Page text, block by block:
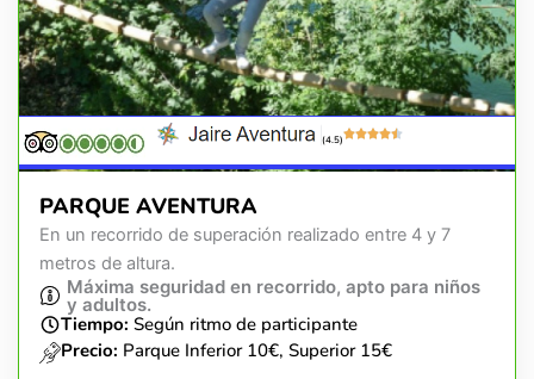
(4.5)
PARQUE AVENTURA
En un recorrido de superación realizado entre 4 y 7
metros de altura.
Máxima seguridad en recorrido, apto para niños
y adultos.
Tiempo: Según ritmo de participante
Precio: Parque Inferior 10€, Superior 15€